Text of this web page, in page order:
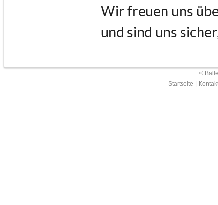
Wir freuen uns
und sind uns
©
Startseite
Kontakt